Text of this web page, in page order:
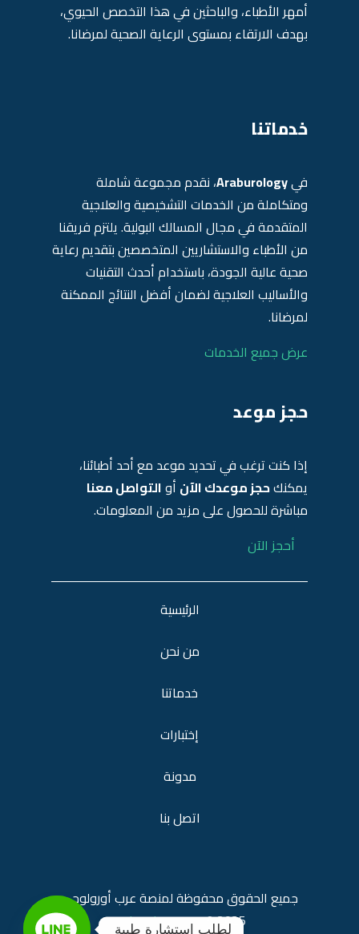
أمهر الأطباء، والباحثين في هذا التخصص الحيوي،
بهدف الارتقاء بمستوى الرعاية الصحية لمرضانا.
خدماتنا
فيAraburology، نقدم مجموعة شاملة
ومتكاملة من الخدمات التشخيصية والعلاجية
المتقدمة في مجال المسالك البولية. يلتزم فريقنا
من الأطباء والاستشاريين المتخصصين بتقديم رعاية
صحية عالية الجودة، باستخدام أحدث التقنيات
والأساليب العلاجية لضمان أفضل النتائج الممكنة
لمرضانا.
عرض جميع الخدمات
حجز موعد
إذا كنت ترغب في تحديد موعد مع أحد أطبائنا،
يمكنكحجز موعدك الآن أوالتواصل معنا
مباشرة للحصول على مزيد من المعلومات.
أحجز الآن
جميع الحقوق محفوظة لمنصةعرب أورولوجي
2025 ©
araburology.com
الرئيسية
من نحن
خدماتنا
إختبارات
مدونة
اتصل بنا
لطلب استشارة طبية